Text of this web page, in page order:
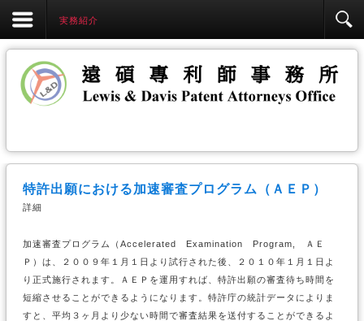
実務紹介
特許出願における加速審査プログラム（ＡＥＰ）
詳細
加速審査プログラム（Accelerated Examination Program, ＡＥ
Ｐ）は、２００９年１月１日より試行された後、２０１０年１月１日よ
り正式施行されます。ＡＥＰを運用すれば、特許出願の審査待ち時間を
短縮させることができるようになります。特許庁の統計データによりま
すと、平均３ヶ月より少ない時間で審査結果を送付することができるよ